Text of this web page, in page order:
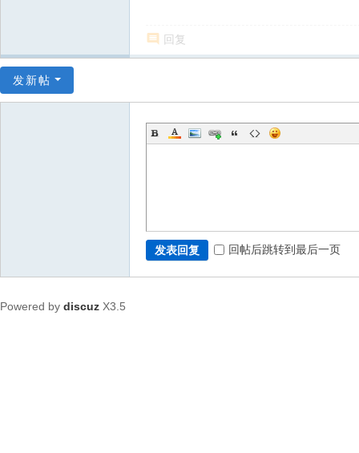
回复
发新帖
发表回复 回帖后跳转到最后一页
Powered by discuz X3.5